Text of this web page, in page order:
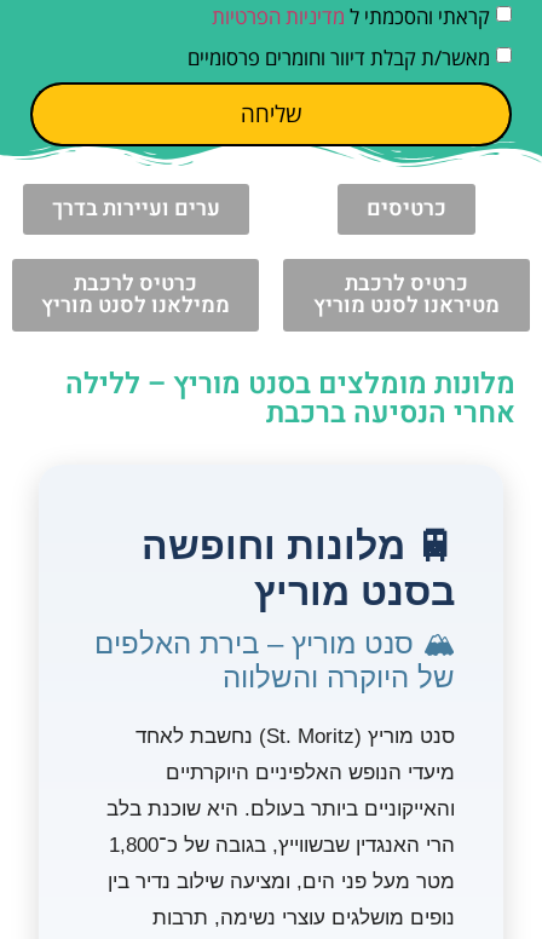
קראתי והסכמתי ל מדיניות הפרטיות
מאשר/ת קבלת דיוור וחומרים פרסומיים
שליחה
כרטיסים ערים ועיירות בדרך
כרטיס לרכבת
מטיראנו לסנט מוריץ
כרטיס לרכבת
ממילאנו לסנט מוריץ
מלונות מומלצים בסנט מוריץ – ללילה
אחרי הנסיעה ברכבת
🚆 מלונות וחופשה
בסנט מוריץ
🏔️ סנט מוריץ – בירת האלפים
של היוקרה והשלווה
סנט מוריץ (St. Moritz) נחשבת לאחד
מיעדי הנופש האלפיניים היוקרתיים
והאייקוניים ביותר בעולם. היא שוכנת בלב
הרי האנגדין שבשווייץ, בגובה של כ־1,800
מטר מעל פני הים, ומציעה שילוב נדיר בין
נופים מושלגים עוצרי נשימה, תרבות